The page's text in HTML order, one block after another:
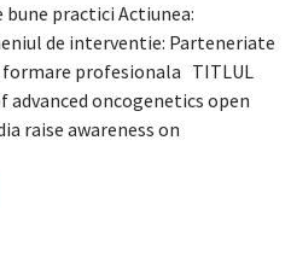
practici Actiunea:
de interventie: Parteneriate
profesionala TITLUL
advanced oncogenetics open
raise awareness on